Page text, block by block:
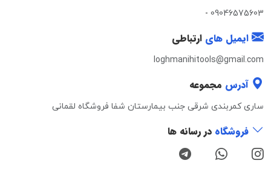
09046575603
-
ایمیل های ارتباطی
loghmanihitools@gmail.com
آدرس مجموعه
ساری کمربندی شرقی جنب بیمارستان شفا فروشگاه لقمانی
فروشگاه در رسانه ها